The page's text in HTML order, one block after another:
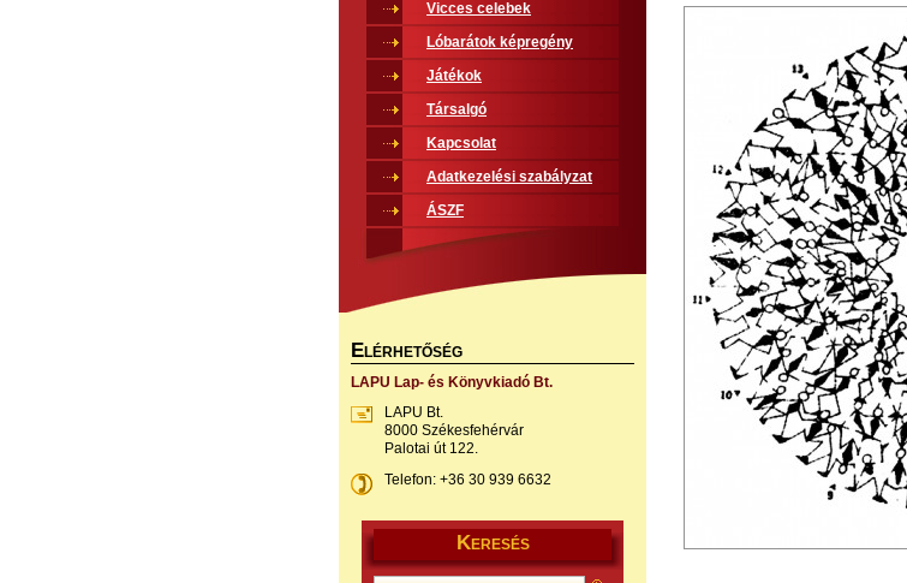
Vicces celebek
Lóbarátok képregény
Játékok
Társalgó
Kapcsolat
Adatkezelési szabályzat
ÁSZF
ELÉRHETŐSÉG
LAPU Lap- és Könyvkiadó Bt.
LAPU Bt.
8000 Székesfehérvár
Palotai út 122.
Telefon: +36 30 939 6632
KERESÉS